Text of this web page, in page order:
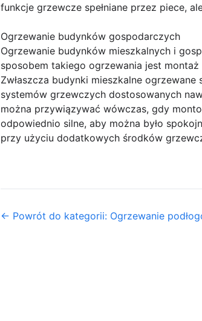
funkcje grzewcze spełniane przez piece,
Ogrzewanie budynków gospodarczych
Ogrzewanie budynków mieszkalnych i
sposobem takiego ogrzewania jest
Zwłaszcza budynki mieszkalne
systemów grzewczych dostosowanych
można przywiązywać wówczas, gdy
odpowiednio silne, aby można było
przy użyciu dodatkowych środków
← Powrót do kategorii: Ogrzewanie